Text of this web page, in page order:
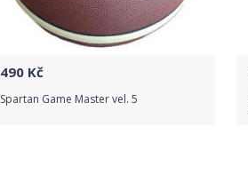
490 Kč
Spartan Game Master vel. 5